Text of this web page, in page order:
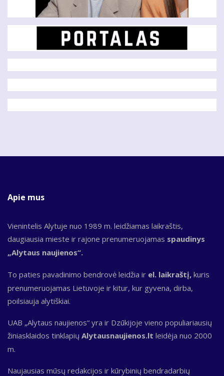
Apie mus
Vienintelis Alytuje nuo 1989 m. leidžiamas laikraštis,
daugiausia mieste ir rajone prenumeruojamas spaudinys
„Alytaus naujienos“.
To paties pavadinimo bendrovė leidžia ir el. laikraštį, kuris
prenumeruojamas Lietuvoje ir kitur, kur gyvena, dirba,
poilsiauja alytiškiai.
UAB „Alytaus naujienos“ yra ir Dzūkijoje vieno populiariausių
žiniasklaidos tinklapių Alytausnaujienos.lt leidėja nuo 2000
m.
Naujausias mūsų redakcijos ir kūrybinių bendradarbių